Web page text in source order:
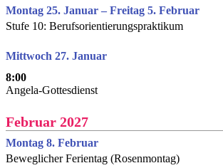
Montag 25. Januar – Freitag 5. Februar
Stufe 10: Berufsorientierungspraktikum
Mittwoch 27. Januar
8:00
Angela-Gottesdienst
Februar 2027
Montag 8. Februar
Beweglicher Ferientag (Rosenmontag)